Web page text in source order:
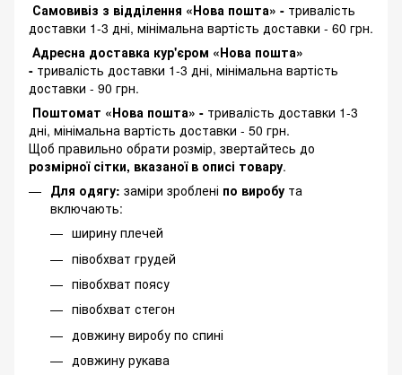
Самовивіз з відділення «Нова пошта» - тривалість
доставки 1-3 дні, мінімальна вартість доставки - 60 грн.
Адресна доставка кур'єром «Нова пошта»
- тривалість доставки 1-3 дні, мінімальна вартість
доставки - 90 грн.
Поштомат «Нова пошта» - тривалість доставки 1-3
дні, мінімальна вартість доставки - 50 грн.
Щоб правильно обрати розмір, звертайтесь до
розмірної сітки, вказаної в описі товару.
Для одягу: заміри зроблені по виробу та
включають:
ширину плечей
півобхват грудей
півобхват поясу
півобхват стегон
довжину виробу по спині
довжину рукава